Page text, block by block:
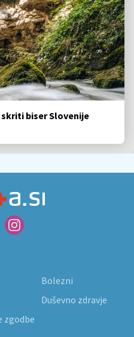
biser Slovenije
Bolezni
Duševno zdravje
zgodbe